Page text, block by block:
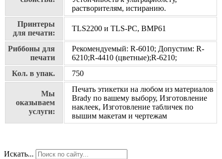
растворителям, истиранию.
Принтеры
для печати:
TLS2200 и TLS-PC, BMP61
Риббоны для
печати
Рекомендуемый: R-6010; Допустим: R-
6210;R-4410 (цветные);R-6210;
Кол. в упак.
750
Мы
оказываем
услуги:
Печать этикетки на любом из материалов
Brady по вашему выбору, Изготовление
наклеек, Изготовление табличек по
вышим макетам и чертежам
Искать...